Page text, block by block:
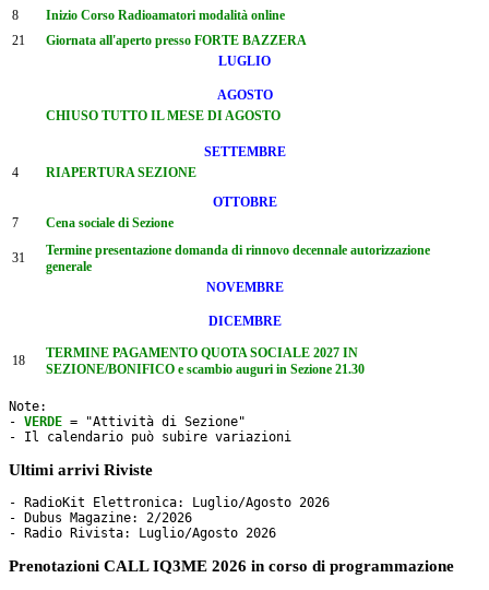
8
Inizio Corso Radioamatori modalità online
21
Giornata all'aperto presso FORTE BAZZERA
LUGLIO
AGOSTO
CHIUSO TUTTO IL MESE DI AGOSTO
SETTEMBRE
4
RIAPERTURA SEZIONE
OTTOBRE
7
Cena sociale di Sezione
31
Termine presentazione domanda di rinnovo decennale autorizzazione
generale
NOVEMBRE
DICEMBRE
18
TERMINE PAGAMENTO QUOTA SOCIALE 2027 IN
SEZIONE/BONIFICO e scambio auguri in Sezione 21.30
Note:
- VERDE = "Attività di Sezione"
- Il calendario può subire variazioni
Ultimi arrivi Riviste
- RadioKit Elettronica: Luglio/Agosto 2026
- Dubus Magazine: 2/2026
Prenotazioni CALL IQ3ME 2026 in corso di programmazione